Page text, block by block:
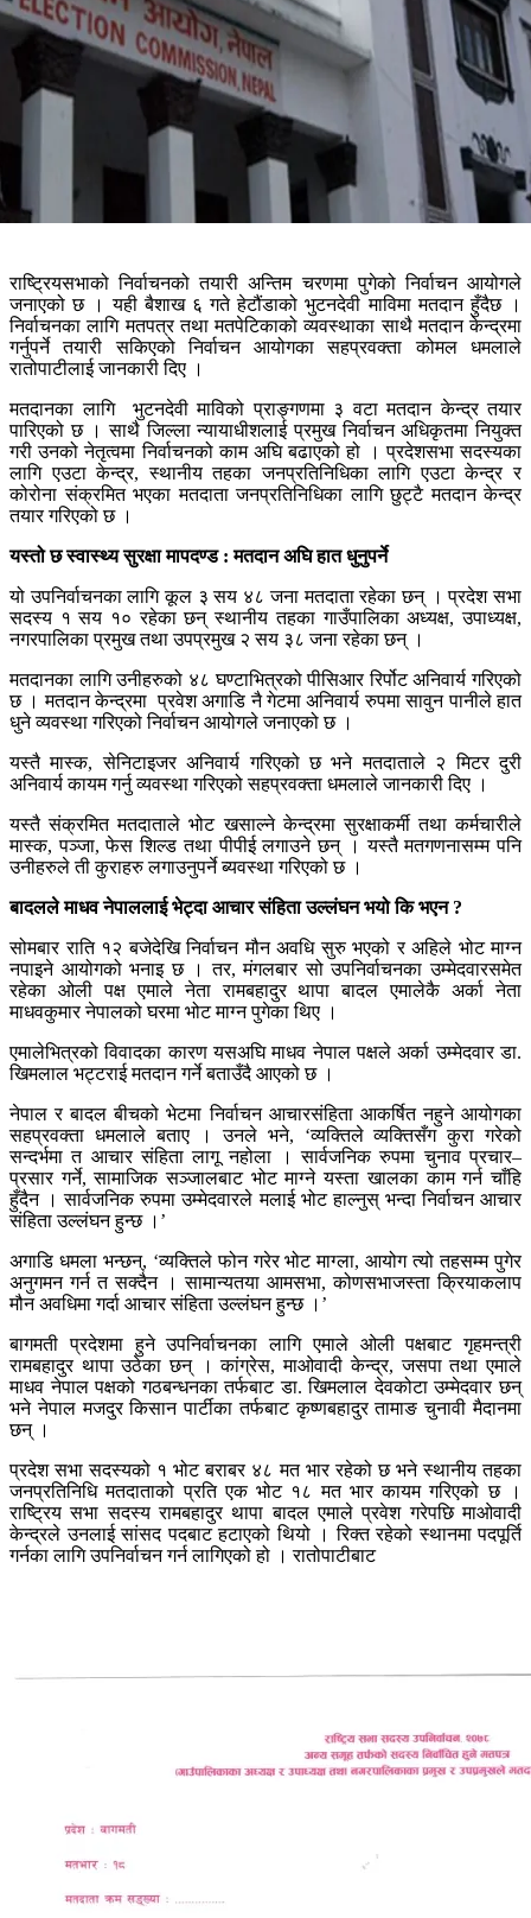
राष्ट्रियसभाको निर्वाचनको तयारी अन्तिम चरणमा पुगेको निर्वाचन आयोगले
जनाएको छ । यही बैशाख ६ गते हेटौंडाको भुटनदेवी माविमा मतदान हुँदैछ ।
निर्वाचनका लागि मतपत्र तथा मतपेटिकाको व्यवस्थाका साथै मतदान केन्द्रमा
गर्नुपर्ने तयारी सकिएको निर्वाचन आयोगका सहप्रवक्ता कोमल धमलाले
रातोपाटीलाई जानकारी दिए ।
मतदानका लागि भुटनदेवी माविको प्राङ्गणमा ३ वटा मतदान केन्द्र तयार
पारिएको छ । साथै जिल्ला न्यायाधीशलाई प्रमुख निर्वाचन अधिकृतमा नियुक्त
गरी उनको नेतृत्वमा निर्वाचनको काम अघि बढाएको हो । प्रदेशसभा सदस्यका
लागि एउटा केन्द्र, स्थानीय तहका जनप्रतिनिधिका लागि एउटा केन्द्र र
कोरोना संक्रमित भएका मतदाता जनप्रतिनिधिका लागि छुट्टै मतदान केन्द्र
तयार गरिएको छ ।
यस्तो छ स्वास्थ्य सुरक्षा मापदण्ड : मतदान अघि हात धुनुपर्ने
यो उपनिर्वाचनका लागि कूल ३ सय ४८ जना मतदाता रहेका छन् । प्रदेश सभा
सदस्य १ सय १० रहेका छन् स्थानीय तहका गाउँपालिका अध्यक्ष, उपाध्यक्ष,
नगरपालिका प्रमुख तथा उपप्रमुख २ सय ३८ जना रहेका छन् ।
मतदानका लागि उनीहरुको ४८ घण्टाभित्रको पीसिआर रिर्पोट अनिवार्य गरिएको
छ । मतदान केन्द्रमा प्रवेश अगाडि नै गेटमा अनिवार्य रुपमा सावुन पानीले हात
धुने व्यवस्था गरिएको निर्वाचन आयोगले जनाएको छ ।
यस्तै मास्क, सेनिटाइजर अनिवार्य गरिएको छ भने मतदाताले २ मिटर दुरी
अनिवार्य कायम गर्नु व्यवस्था गरिएको सहप्रवक्ता धमलाले जानकारी दिए ।
यस्तै संक्रमित मतदाताले भोट खसाल्ने केन्द्रमा सुरक्षाकर्मी तथा कर्मचारीले
मास्क, पञ्जा, फेस शिल्ड तथा पीपीई लगाउने छन् । यस्तै मतगणनासम्म पनि
उनीहरुले ती कुराहरु लगाउनुपर्ने ब्यवस्था गरिएको छ ।
बादलले माधव नेपाललाई भेट्दा आचार संहिता उल्लंघन भयो कि भएन ?
सोमबार राति १२ बजेदेखि निर्वाचन मौन अवधि सुरु भएको र अहिले भोट माग्न
नपाइने आयोगको भनाइ छ । तर, मंगलबार सो उपनिर्वाचनका उम्मेदवारसमेत
रहेका ओली पक्ष एमाले नेता रामबहादुर थापा बादल एमालेकै अर्का नेता
माधवकुमार नेपालको घरमा भोट माग्न पुगेका थिए ।
एमालेभित्रको विवादका कारण यसअघि माधव नेपाल पक्षले अर्का उम्मेदवार डा.
खिमलाल भट्टराई मतदान गर्ने बताउँदै आएको छ ।
नेपाल र बादल बीचको भेटमा निर्वाचन आचारसंहिता आकर्षित नहुने आयोगका
सहप्रवक्ता धमलाले बताए । उनले भने, ‘व्यक्तिले व्यक्तिसँग कुरा गरेको
सन्दर्भमा त आचार संहिता लागू नहोला । सार्वजनिक रुपमा चुनाव प्रचार–
प्रसार गर्ने, सामाजिक सञ्जालबाट भोट माग्ने यस्ता खालका काम गर्न चाँहि
हुँदैन । सार्वजनिक रुपमा उम्मेदवारले मलाई भोट हाल्नुस् भन्दा निर्वाचन आचार
संहिता उल्लंघन हुन्छ ।’
अगाडि धमला भन्छन्, ‘व्यक्तिले फोन गरेर भोट माग्ला, आयोग त्यो तहसम्म पुगेर
अनुगमन गर्न त सक्दैन । सामान्यतया आमसभा, कोणसभाजस्ता क्रियाकलाप
मौन अवधिमा गर्दा आचार संहिता उल्लंघन हुन्छ ।’
बागमती प्रदेशमा हुने उपनिर्वाचनका​ लागि एमाले ओली पक्षबाट गृहमन्त्री
रामबहादुर थापा उठेका छन् । कांग्रेस, माओवादी केन्द्र, जसपा तथा एमाले
माधव नेपाल पक्षको गठबन्धनका तर्फबाट डा. खिमलाल देवकोटा उम्मेदवार छन्
भने नेपाल मजदुर किसान पार्टीका तर्फबाट कृष्णबहादुर तामाङ चुनावी मैदानमा
छन् ।
प्रदेश सभा सदस्यको १ भोट बराबर ४८ मत भार रहेको छ भने स्थानीय तहका
जनप्रतिनिधि मतदाताको प्रति एक भोट १८ मत भार कायम गरिएको छ ।
राष्ट्रिय सभा सदस्य रामबहादुर थापा बादल एमाले प्रवेश गरेपछि माओवादी
केन्द्रले उनलाई सांसद पदबाट हटाएको थियो । रिक्त रहेको स्थानमा पदपूर्ति
गर्नका लागि उपनिर्वाचन गर्न लागिएको हो । रातोपाटीबाट